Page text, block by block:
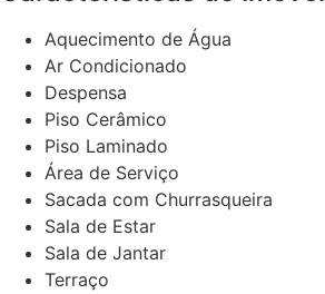
Aquecimento de Água
Ar Condicionado
Despensa
Piso Cerâmico
Piso Laminado
Área de Serviço
Sacada com Churrasqueira
Sala de Estar
Sala de Jantar
Terraço